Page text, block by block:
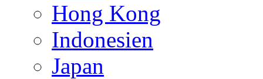
Hong Kong
Indonesien
Japan